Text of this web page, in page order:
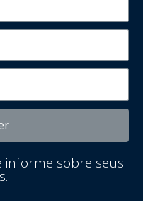
informe sobre seus